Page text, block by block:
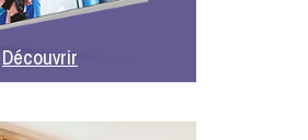
Découvrir